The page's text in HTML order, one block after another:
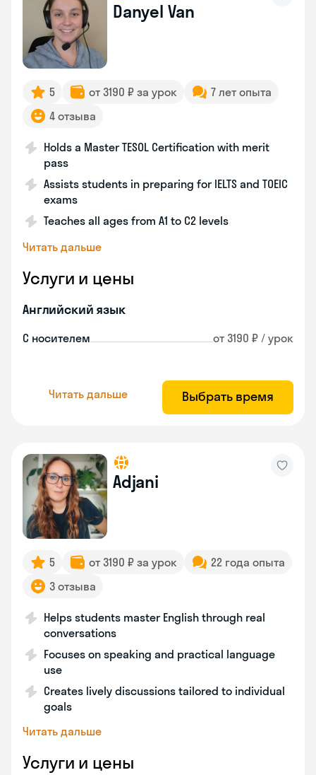
Danyel Van
5 от 3190 ₽ за урок
7 лет опыта
4 отзыва
Holds a Master TESOL Certification with merit
pass
Assists students in preparing for IELTS and TOEIC
exams
Teaches all ages from A1 to C2 levels
Читать дальше
Услуги и цены
Английский язык
С носителем от 3190 ₽ / урок
Читать дальше Выбрать время
Adjani
5 от 3190 ₽ за урок
22 года опыта
3 отзыва
Helps students master English through real
conversations
Focuses on speaking and practical language
use
Creates lively discussions tailored to individual
goals
Читать дальше
Услуги и цены